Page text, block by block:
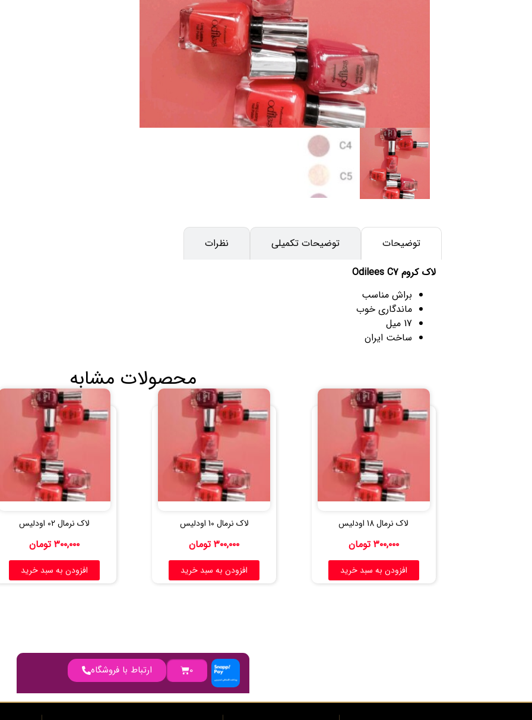
توضیحات توضیحات تکمیلی
نظرات
لاک کروم Odilees C7
براش مناسب
ماندگاری خوب
17 میل
ساخت ایران
محصولات مشابه
لاک نرمال 18 اودلیس
۳۰۰,۰۰۰ تومان
افزودن به سبد خرید
لاک نرمال 10 اودلیس
۳۰۰,۰۰۰ تومان
افزودن به سبد خرید
لاک نرمال 02 اودلیس
۳۰۰,۰۰۰ تومان
افزودن به سبد خرید
0 ارتباط با فروشگاه